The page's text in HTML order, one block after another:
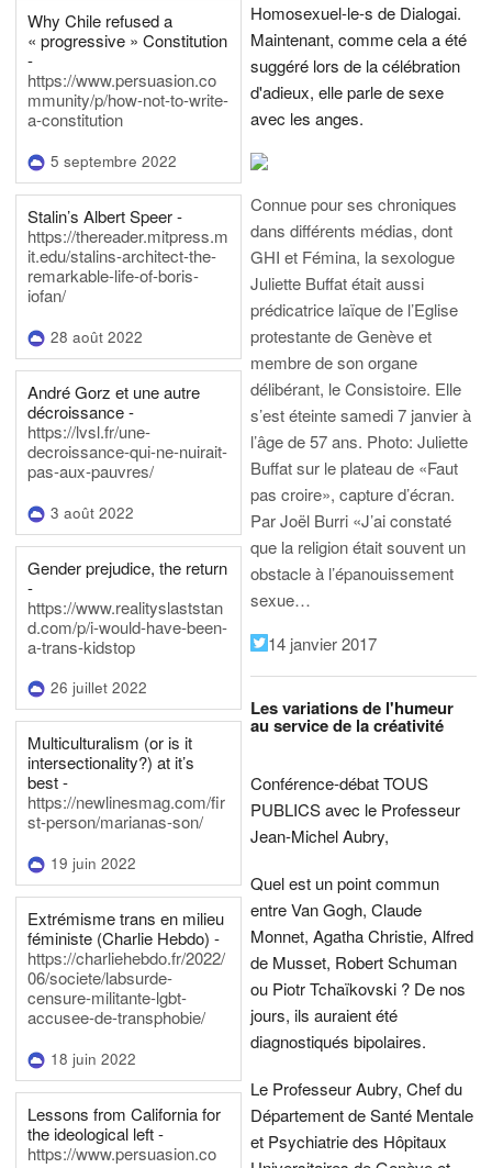
Why Chile refused a
« progressive » Constitution
-
https://www.persuasion.co
mmunity/p/how-not-to-write-
a-constitution
5 septembre 2022
Stalin’s Albert Speer -
https://thereader.mitpress.m
it.edu/stalins-architect-the-
remarkable-life-of-boris-
iofan/
28 août 2022
André Gorz et une autre
décroissance -
https://lvsl.fr/une-
decroissance-qui-ne-nuirait-
pas-aux-pauvres/
3 août 2022
Gender prejudice, the return
-
https://www.realityslaststan
d.com/p/i-would-have-been-
a-trans-kidstop
26 juillet 2022
Multiculturalism (or is it
intersectionality?) at it’s
best -
https://newlinesmag.com/fir
st-person/marianas-son/
19 juin 2022
Extrémisme trans en milieu
féministe (Charlie Hebdo) -
https://charliehebdo.fr/2022/
06/societe/labsurde-
censure-militante-lgbt-
accusee-de-transphobie/
18 juin 2022
Lessons from California for
the ideological left -
https://www.persuasion.co
Homosexuel-le-s de Dialogai.
Maintenant, comme cela a été
suggéré lors de la célébration
d'adieux, elle parle de sexe
avec les anges.
Connue pour ses chroniques
dans différents médias, dont
GHI et Fémina, la sexologue
Juliette Buffat était aussi
prédicatrice laïque de l’Eglise
protestante de Genève et
membre de son organe
délibérant, le Consistoire. Elle
s’est éteinte samedi 7 janvier à
l’âge de 57 ans. Photo: Juliette
Buffat sur le plateau de «Faut
pas croire», capture d’écran.
Par Joël Burri «J’ai constaté
que la religion était souvent un
obstacle à l’épanouissement
sexue…
14 janvier 2017
Les variations de l'humeur
au service de la créativité
Conférence-débat TOUS
PUBLICS avec le Professeur
Jean-Michel Aubry,
Quel est un point commun
entre Van Gogh, Claude
Monnet, Agatha Christie, Alfred
de Musset, Robert Schuman
ou Piotr Tchaïkovski ? De nos
jours, ils auraient été
diagnostiqués bipolaires.
Le Professeur Aubry, Chef du
Département de Santé Mentale
et Psychiatrie des Hôpitaux